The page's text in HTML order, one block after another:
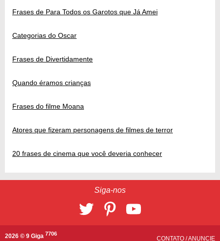
Frases de Para Todos os Garotos que Já Amei
Categorias do Oscar
Frases de Divertidamente
Quando éramos crianças
Frases do filme Moana
Atores que fizeram personagens de filmes de terror
20 frases de cinema que você deveria conhecer
Siga-nos
2026 © 9 Giga 7706
CONTATO /ANUNCIE